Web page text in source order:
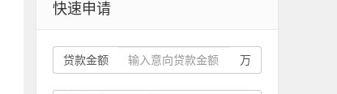
快速申请
贷款金额 万